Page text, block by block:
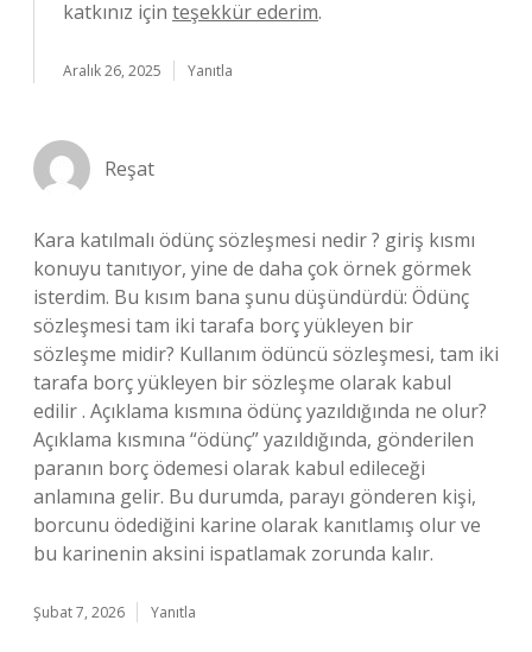
katkınız için teşekkür ederim.
Aralık 26, 2025 Yanıtla
Reşat
Kara katılmalı ödünç sözleşmesi nedir ? giriş kısmı
konuyu tanıtıyor, yine de daha çok örnek görmek
isterdim. Bu kısım bana şunu düşündürdü: Ödünç
sözleşmesi tam iki tarafa borç yükleyen bir
sözleşme midir? Kullanım ödüncü sözleşmesi, tam iki
tarafa borç yükleyen bir sözleşme olarak kabul
edilir . Açıklama kısmına ödünç yazıldığında ne olur?
Açıklama kısmına “ödünç” yazıldığında, gönderilen
paranın borç ödemesi olarak kabul edileceği
anlamına gelir. Bu durumda, parayı gönderen kişi,
borcunu ödediğini karine olarak kanıtlamış olur ve
bu karinenin aksini ispatlamak zorunda kalır.
Şubat 7, 2026 Yanıtla